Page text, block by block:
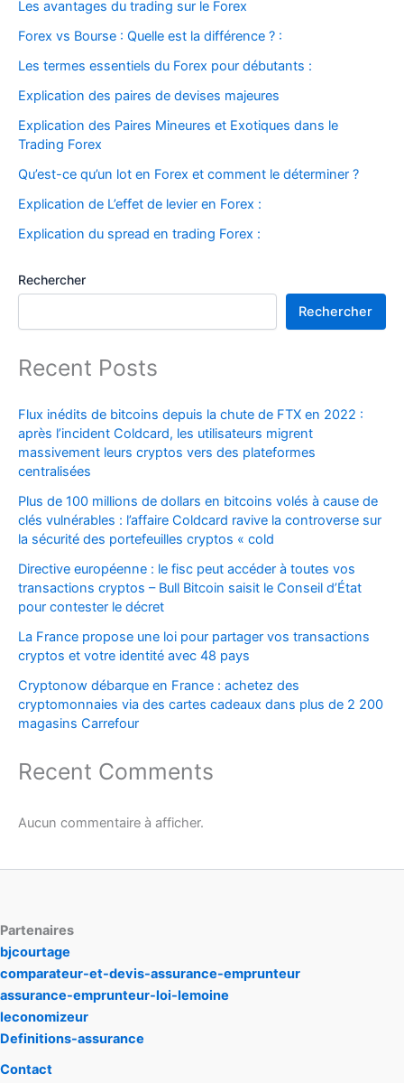
Les avantages du trading sur le Forex
Forex vs Bourse : Quelle est la différence ? :
Les termes essentiels du Forex pour débutants :
Explication des paires de devises majeures
Explication des Paires Mineures et Exotiques dans le
Trading Forex
Qu’est-ce qu’un lot en Forex et comment le déterminer ?
Explication de L’effet de levier en Forex :
Explication du spread en trading Forex :
Rechercher
Rechercher
Recent Posts
Flux inédits de bitcoins depuis la chute de FTX en 2022 :
après l’incident Coldcard, les utilisateurs migrent
massivement leurs cryptos vers des plateformes
centralisées
Plus de 100 millions de dollars en bitcoins volés à cause de
clés vulnérables : l’affaire Coldcard ravive la controverse sur
la sécurité des portefeuilles cryptos « cold
Directive européenne : le fisc peut accéder à toutes vos
transactions cryptos – Bull Bitcoin saisit le Conseil d’État
pour contester le décret
La France propose une loi pour partager vos transactions
cryptos et votre identité avec 48 pays
Cryptonow débarque en France : achetez des
cryptomonnaies via des cartes cadeaux dans plus de 2 200
magasins Carrefour
Recent Comments
Aucun commentaire à afficher.
Partenaires
bjcourtage
comparateur-et-devis-assurance-emprunteur
assurance-emprunteur-loi-lemoine
leconomizeur
Definitions-assurance
Contact